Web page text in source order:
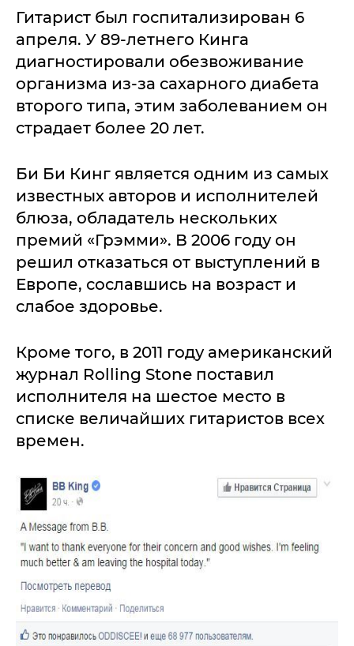
Гитарист был госпитализирован 6
апреля. У 89-летнего Кинга
диагностировали обезвоживание
организма из-за сахарного диабета
второго типа, этим заболеванием он
страдает более 20 лет.
Би Би Кинг является одним из самых
известных авторов и исполнителей
блюза, обладатель нескольких
премий «Грэмми». В 2006 году он
решил отказаться от выступлений в
Европе, сославшись на возраст и
слабое здоровье.
Кроме того, в 2011 году американский
журнал Rolling Stone поставил
исполнителя на шестое место в
списке величайших гитаристов всех
времен.